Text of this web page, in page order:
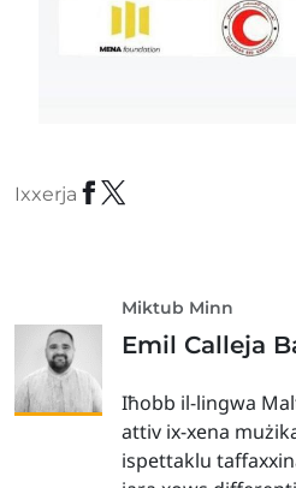
Ixxerja
Miktub Minn
Emil Calleja
Iħobb il-lingwa
attiv ix-xena
ispettaklu